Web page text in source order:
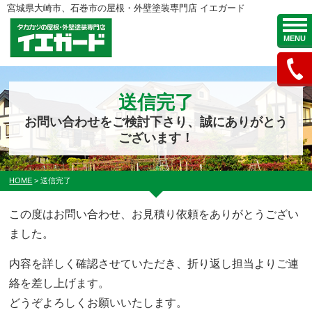
MENU
宮城県大崎市、石巻市の屋根・外壁塗装専門店 イエガード
送信完了
お問い合わせをご検討下さり、誠にありがとう
ございます！
HOME >送信完了
この度はお問い合わせ、お見積り依頼をありがとうござい
ました。
内容を詳しく確認させていただき、折り返し担当よりご連
絡を差し上げます。
どうぞよろしくお願いいたします。